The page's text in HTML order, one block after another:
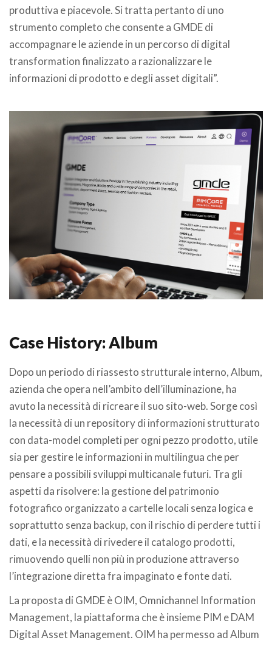
produttiva e piacevole. Si tratta pertanto di uno
strumento completo che consente a GMDE di
accompagnare le aziende in un percorso di digital
transformation finalizzato a razionalizzare le
informazioni di prodotto e degli asset digitali”.
Case History: Album
Dopo un periodo di riassesto strutturale interno, Album,
azienda che opera nell’ambito dell’illuminazione, ha
avuto la necessità di ricreare il suo sito-web. Sorge così
la necessità di un repository di informazioni strutturato
con data-model completi per ogni pezzo prodotto, utile
sia per gestire le informazioni in multilingua che per
pensare a possibili sviluppi multicanale futuri. Tra gli
aspetti da risolvere: la gestione del patrimonio
fotografico organizzato a cartelle locali senza logica e
soprattutto senza backup, con il rischio di perdere tutti i
dati, e la necessità di rivedere il catalogo prodotti,
rimuovendo quelli non più in produzione attraverso
l’integrazione diretta fra impaginato e fonte dati.
La proposta di GMDE è OIM, Omnichannel Information
Management, la piattaforma che è insieme PIM e DAM
Digital Asset Management. OIM ha permesso ad Album